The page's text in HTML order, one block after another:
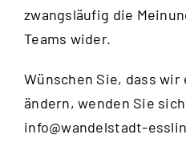
zwangsläufig die
Teams wider.
Wünschen Sie, dass wir
ändern, wenden Sie
info@wandelstadt-